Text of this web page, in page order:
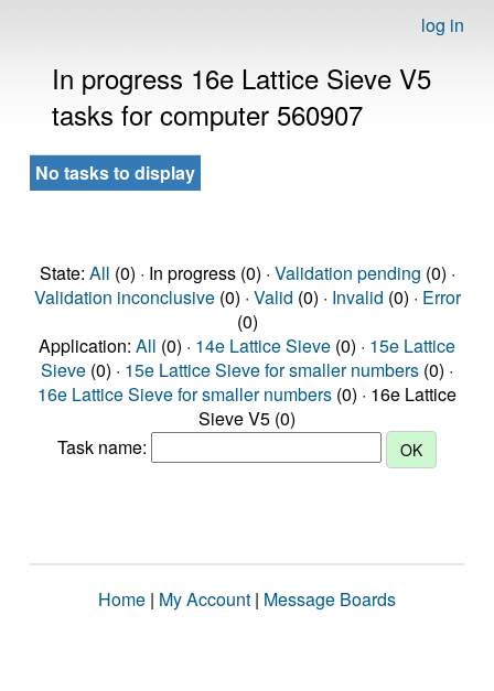
log in
In progress 16e Lattice Sieve V5
tasks for computer 560907
No tasks to display
State: All (0) · In progress (0) · Validation pending (0) ·
Validation inconclusive(0) · Valid (0) · Invalid (0) · Error
(0)
Application: All (0) · 14e Lattice Sieve (0) · 15e Lattice
Sieve (0) · 15e Lattice Sieve for smaller numbers (0) ·
16e Lattice Sieve for smaller numbers (0) · 16e Lattice
Sieve V5 (0)
Task name:
Home | My Account | Message Boards